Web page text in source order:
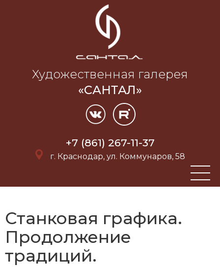
Художественная галерея
«САНТАЛ»
+7 (861) 267-11-37
г. Краснодар, ул. Коммунаров, 58
Станковая графика.
Продолжение
традиций.